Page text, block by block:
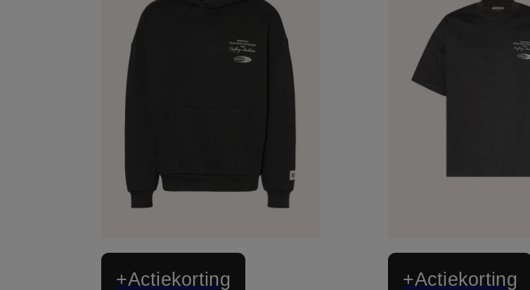
+Actiekorting +Actiekorting